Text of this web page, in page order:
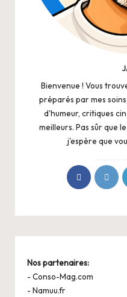
Bienvenue ! Vous
préparés par mes
d'humeur, critiques
meilleurs. Pas sûr que
j'espère que
Nos partenaires:
- Conso-Mag.com
- Namuu.fr